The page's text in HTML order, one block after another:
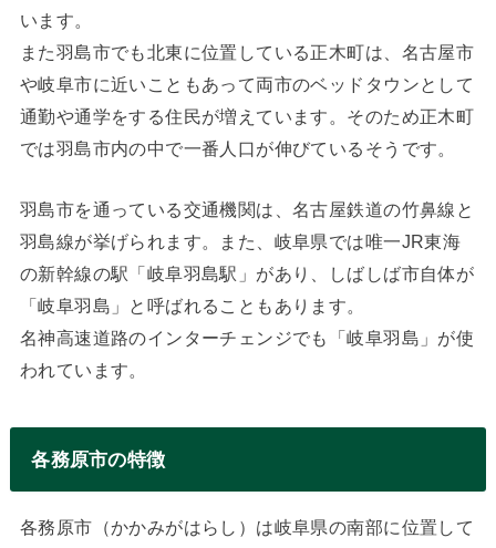
います。
また羽島市でも北東に位置している正木町は、名古屋市
や岐阜市に近いこともあって両市のベッドタウンとして
通勤や通学をする住民が増えています。そのため正木町
では羽島市内の中で一番人口が伸びているそうです。
羽島市を通っている交通機関は、名古屋鉄道の竹鼻線と
羽島線が挙げられます。また、岐阜県では唯一JR東海
の新幹線の駅「岐阜羽島駅」があり、しばしば市自体が
「岐阜羽島」と呼ばれることもあります。
名神高速道路のインターチェンジでも「岐阜羽島」が使
われています。
各務原市の特徴
各務原市（かかみがはらし）は岐阜県の南部に位置して